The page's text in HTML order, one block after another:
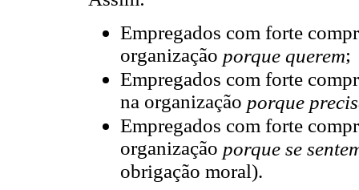
Empregados com forte
organização porque querem;
Empregados com forte
na organização porque
Empregados com forte
organização porque se
obrigação moral).